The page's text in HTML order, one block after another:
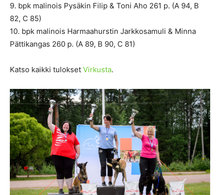
9. bpk malinois Pysäkin Filip & Toni Aho 261 p. (A 94, B
82, C 85)
10. bpk malinois Harmaahurstin Jarkkosamuli & Minna
Pättikangas 260 p. (A 89, B 90, C 81)
Katso kaikki tulokset Virkusta.